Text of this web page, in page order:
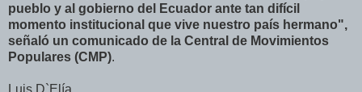
pueblo y al gobierno del Ecuador ante tan difícil
momento institucional que vive nuestro país hermano",
señaló un comunicado de la Central de Movimientos
Populares (CMP).
Luis D`Elía